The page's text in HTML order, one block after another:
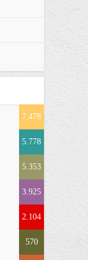
7.478
5.778
5.353
3.925
2.104
570